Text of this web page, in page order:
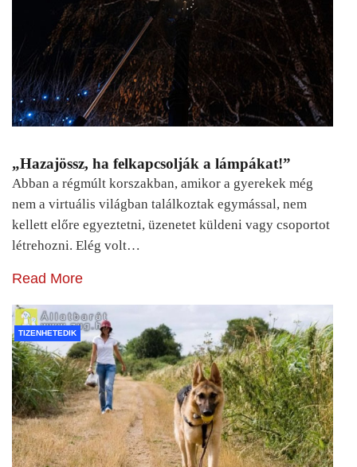
„Hazajössz, ha felkapcsolják a lámpákat!”
Abban a régmúlt korszakban, amikor a gyerekek még
nem a virtuális világban találkoztak egymással, nem
kellett előre egyeztetni, üzenetet küldeni vagy csoportot
létrehozni. Elég volt…
Read More
TIZENHETEDIK